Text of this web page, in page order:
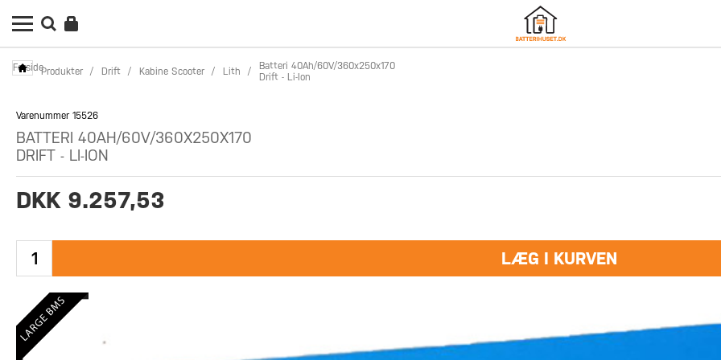
ForsideProdukter / Drift / Kabine Scooter / Lith /
Batteri 40Ah/60V/360x250x170
Drift - Li-Ion
Varenummer 15526
BATTERI 40AH/60V/360X250X170
DRIFT - LI-ION
DKK 9.257,53